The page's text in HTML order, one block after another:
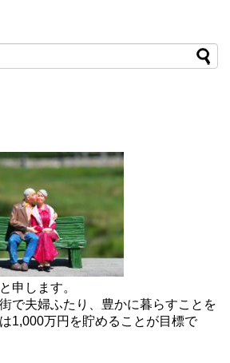
申します。
で夫婦ふたり、豊かに暮らすことを
1,000万円を貯めることが目標で